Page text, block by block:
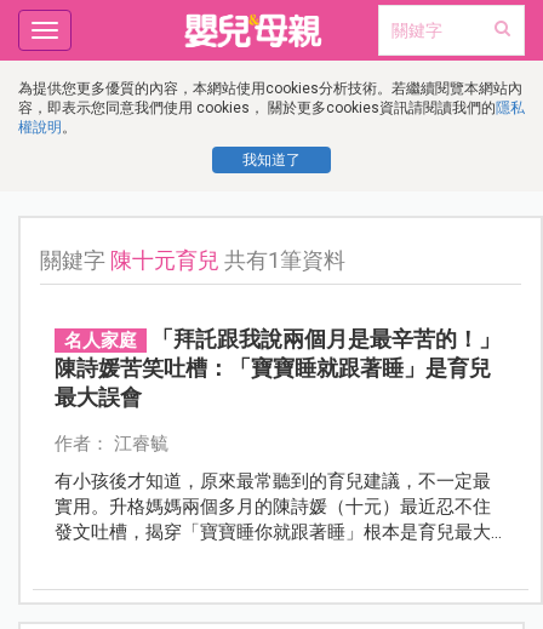
為提供您更多優質的內容，本網站使用cookies分析技術。若繼續閱覽本網站內
容，即表示您同意我們使用 cookies， 關於更多cookies資訊請閱讀我們的隱私
權說明 。
我知道了
Toggle
navigation
關鍵字 陳十元育兒 共有1筆資料
名人家庭
「拜託跟我說兩個月是最辛苦的！」
陳詩媛苦笑吐槽：「寶寶睡就跟著睡」是育兒
最大誤會
作者： 江睿毓
有小孩後才知道，原來最常聽到的育兒建議，不一定最
實用。升格媽媽兩個多月的陳詩媛（十元）最近忍不住
發文吐槽，揭穿「寶寶睡你就跟著睡」根本是育兒最大